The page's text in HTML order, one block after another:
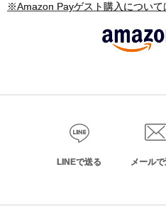
※Amazon Payゲスト購入について
LINEで送る メール